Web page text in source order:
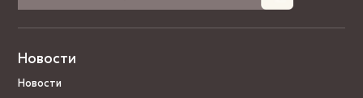
Новости
Новости